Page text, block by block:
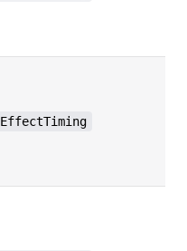
EffectTiming